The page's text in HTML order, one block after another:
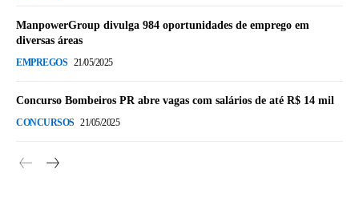
ManpowerGroup divulga 984 oportunidades de emprego em
diversas áreas
EMPREGOS 21/05/2025
Concurso Bombeiros PR abre vagas com salários de até R$ 14 mil
CONCURSOS 21/05/2025